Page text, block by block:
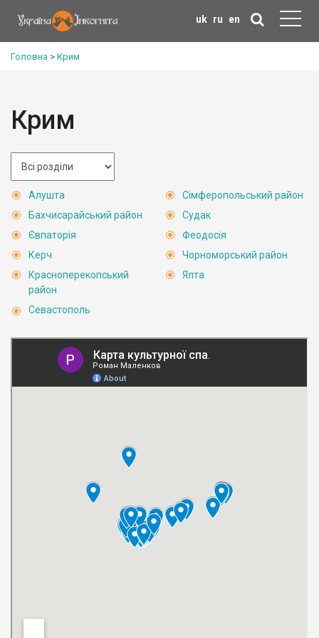
uk ru en
Головна > Крим
Крим
Алушта
Бахчисарайський район
Євпаторія
Керч
Красноперекопський
район
Севастополь
Сімферопольський район
Судак
Феодосія
Чорноморський район
Ялта